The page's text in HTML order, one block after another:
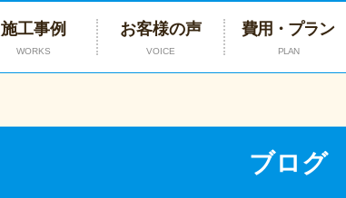
施工事例
WORKS
お客様の声
VOICE
費用・プラン
PLAN
ブログ